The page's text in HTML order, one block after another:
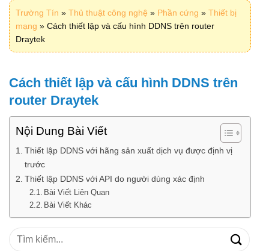
Trường Tín » Thủ thuật công nghệ » Phần cứng » Thiết bị
mạng » Cách thiết lập và cấu hình DDNS trên router
Draytek
Cách thiết lập và cấu hình DDNS trên
router Draytek
Nội Dung Bài Viết
Thiết lập DDNS với hãng sản xuất dịch vụ được định vị
trước
Thiết lập DDNS với API do người dùng xác định
Bài Viết Liên Quan
Bài Viết Khác
Tìm